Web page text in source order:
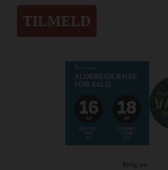
TILMELD
Følg os